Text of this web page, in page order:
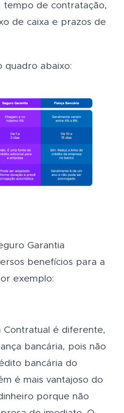
tempo de contratação,
de caixa e prazos de
quadro abaixo:
Garantia
benefícios para a
exemplo:
Contratual é diferente,
bancária, pois não
bancária do
é mais vantajoso do
porque não